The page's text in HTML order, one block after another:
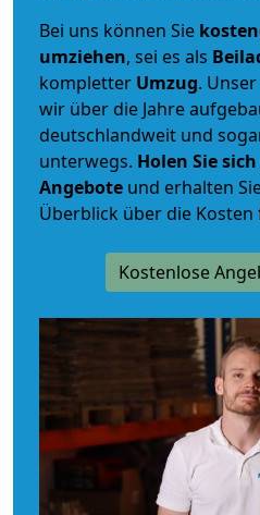
Bei uns können Sie
umziehen, sei es als
kompletter Umzug.
wir über die Jahre
deutschlandweit und
unterwegs. Holen Sie
Angebote und erhalten
Überblick über die
Kostenlose